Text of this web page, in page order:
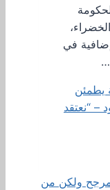
في
يطمئن
– “نعتقد